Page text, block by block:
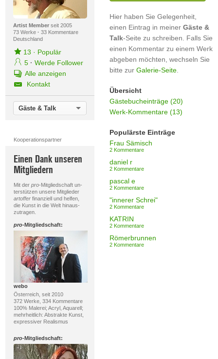
Alle neuen Werke
Artist Memberseit 2005
73 Werke · 33 Kommentare
Deutschland
13 · Populär
5 · Werde Follower
Alle anzeigen
Kontakt
Gäste & Talk
Kooperationspartner
Einen Dank unseren
Mitgliedern
Mit der pro-Mitgliedschaft un-
terstützen unsere Mitglieder
artofferfinanziell und helfen,
die Kunst in die Welt hinaus-
zutragen.
pro-Mitgliedschaft:
webo
Österreich, seit 2010
372 Werke, 334 Kommentare
100% Malerei; Acryl, Aquarell;
mehrheitlich: Abstrakte Kunst,
expressiver Realismus
pro-Mitgliedschaft:
Hier haben Sie Gelegenheit,
einen Eintrag in meiner Gäste &
Talk-Seite zu schreiben. Falls Sie
einen Kommentar zu einem Werk
abgeben möchten, wechseln Sie
bitte zur Galerie-Seite.
Übersicht
Gästebucheinträge (20)
Werk-Kommentare (13)
Populärste Einträge
Frau Sämisch
2 Kommentare
daniel r
2 Kommentare
pascal e
2 Kommentare
"innerer Schrei"
2 Kommentare
KATRIN
2 Kommentare
Römerbrunnen
2 Kommentare